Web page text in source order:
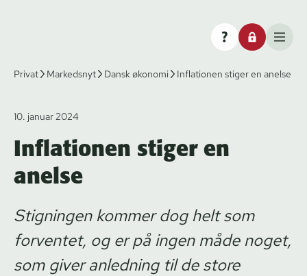
Privat Markedsnyt Dansk økonomi Inflationen stiger en anelse
10. januar 2024
Inflationen stiger en
anelse
Stigningen kommer dog helt som
forventet, og er på ingen måde noget,
som giver anledning til de store